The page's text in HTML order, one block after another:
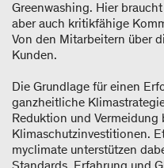
Greenwashing. Hier
aber auch kritikfähige
Von den Mitarbeitern über
Kunden.
Die Grundlage für einen
ganzheitliche
Reduktion und Vermeidung
Klimaschutzinvestitionen.
myclimate unterstützen